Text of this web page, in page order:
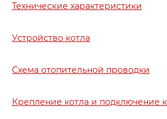
Технические характеристики
Устройство котла
Схема отопительной проводки
Крепление котла и подключение